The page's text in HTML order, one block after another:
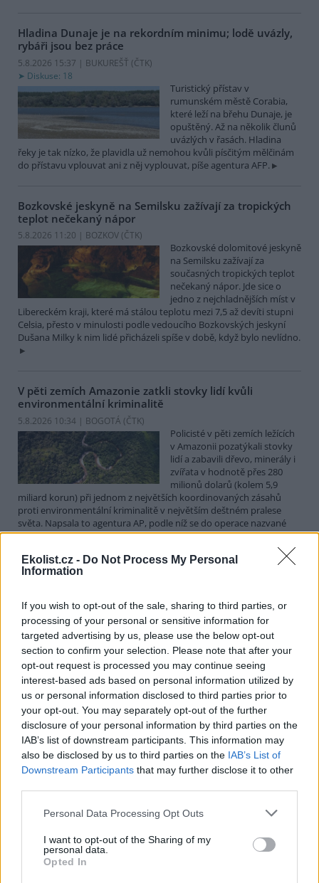
Ekolist.cz - Do Not Process My Personal
Information
If you wish to opt-out of the sale, sharing to third parties, or
processing of your personal or sensitive information for
targeted advertising by us, please use the below opt-out
section to confirm your selection. Please note that after your
opt-out request is processed you may continue seeing
interest-based ads based on personal information utilized by
us or personal information disclosed to third parties prior to
your opt-out. You may separately opt-out of the further
disclosure of your personal information by third parties on the
IAB’s list of downstream participants. This information may
also be disclosed by us to third parties on the IAB’s List of
Downstream Participants that may further disclose it to other
Personal Data Processing Opt Outs
I want to opt-out of the Sharing of my
personal data.
Opted In
Hladina Dunaje je na rekordním minimu; lodě uvázly,
rybáři jsou bez práce
5.8.2026 15:37 | BUKUREŠŤ (ČTK)
Diskuse: 18
Turistický přístav v
rumunském městě Corabia,
které leží na břehu Dunaje, je
opuštěný. Až na několik člunů
uvázlých v řasách. Hladina
řeky je tak nízko, že plavidla už nemohou kvůli písčitým mělčinám
do přístavu vplouvat ani z něj vyplouvat, píše agentura AFP.
Bozkovské jeskyně na Semilsku zažívají za tropických
teplot nečekaný nápor
5.8.2026 11:20 | BOZKOV (ČTK)
Bozkovské dolomitové jeskyně
na Semilsku zažívají za
současných tropických teplot
nečekaný nápor. Jde sice o
jedno z nejchladnějších míst v
Libereckém kraji, které má stálou teplotu mezi 7,5 až devíti stupni
Celsia, přesto v minulosti podle vedoucího Bozkovských jeskyní
Dušana Milky k nim lidé přicházeli spíše v době, když bylo nevlídno.
V pěti zemích Amazonie zatkli stovky lidí kvůli
environmentální kriminalitě
5.8.2026 10:34 | BOGOTÁ (ČTK)
Policisté v pěti zemích ležících
v Amazonii pozatýkali stovky
lidí a zabavili dřevo, minerály i
zvířata v hodnotě přes 280
milionů dolarů (kolem 5,9
miliard korun) při jednom z největších koordinovaných zásahů
proti environmentální kriminalitě v největším deštném pralese
světa. Napsala to agentura AP, podle níž se do operace nazvané
Zelený štít 2026 zapojily Bolívie, Brazílie, Kolumbie, Ekvádor a Peru.
chce, aby Povodí Labe vyčistilo koryto
5.8.2026 10:26 | PARDUBICE (ČTK)
Diskuse: 1
Potok Bylanka v Pardubicích v
důsledku dlouhodobě nízkých
průtoků a suchého počasí
vyschl. Městský obvod VI chce
využít období bez vody k
vyčištění koryta, a obrátil se proto se žádostí na správce toku,
Povodí Labe. Organizace ale požadavek odmítla s tím, že údržbu
dělala už v červnu a další zásah v tuto chvíli neplánuje, zjistila ČTK.
Červený chce peníze ušetřené za rekultivaci rozdělit
5.8.2026 01:29 (ČTK)
Ministr životního prostředí
Igor Červený (Motoristé) chce